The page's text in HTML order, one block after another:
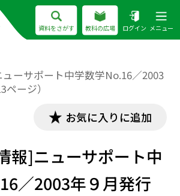
資料をさがす 教科の広場 ログイン メニュー
ーサポート中学数学No.16／2003
ージ）
お気に入りに追加
報]ニューサポート中
／2003年９月発行